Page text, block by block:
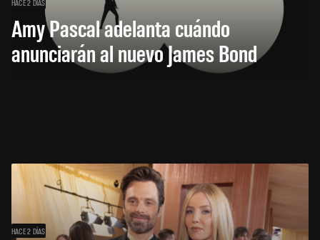
Amy Pascal adelanta cuándo
anunciarán al nuevo James Bond
HACE 2 DÍAS